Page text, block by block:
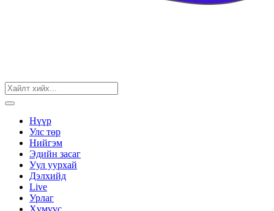
Нүүр
Улс төр
Нийгэм
Эдийн засаг
Уул уурхай
Дэлхийд
Live
Урлаг
Хүмүүс